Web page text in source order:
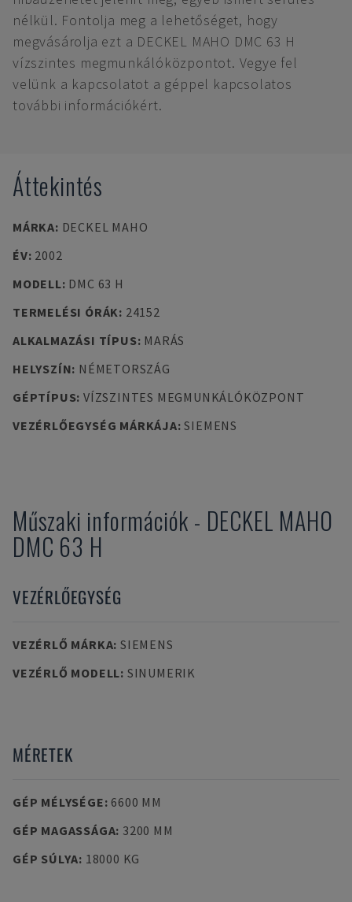
nélkül. Fontolja meg a lehetőséget, hogy
megvásárolja ezt a DECKEL MAHO DMC 63 H
vízszintes megmunkálóközpontot. Vegye fel
velünk a kapcsolatot a géppel kapcsolatos
további információkért.
Áttekintés
MÁRKA: DECKEL MAHO
ÉV: 2002
MODELL: DMC 63 H
TERMELÉSI ÓRÁK: 24152
ALKALMAZÁSI TÍPUS: MARÁS
HELYSZÍN: NÉMETORSZÁG
GÉPTÍPUS: VÍZSZINTES MEGMUNKÁLÓKÖZPONT
VEZÉRLŐEGYSÉG MÁRKÁJA:SIEMENS
Műszaki információk - DECKEL MAHO
DMC 63 H
VEZÉRLŐEGYSÉG
VEZÉRLŐ MÁRKA: SIEMENS
VEZÉRLŐ MODELL: SINUMERIK
MÉRETEK
GÉP MÉLYSÉGE: 6600 MM
GÉP MAGASSÁGA: 3200 MM
GÉP SÚLYA: 18000 KG